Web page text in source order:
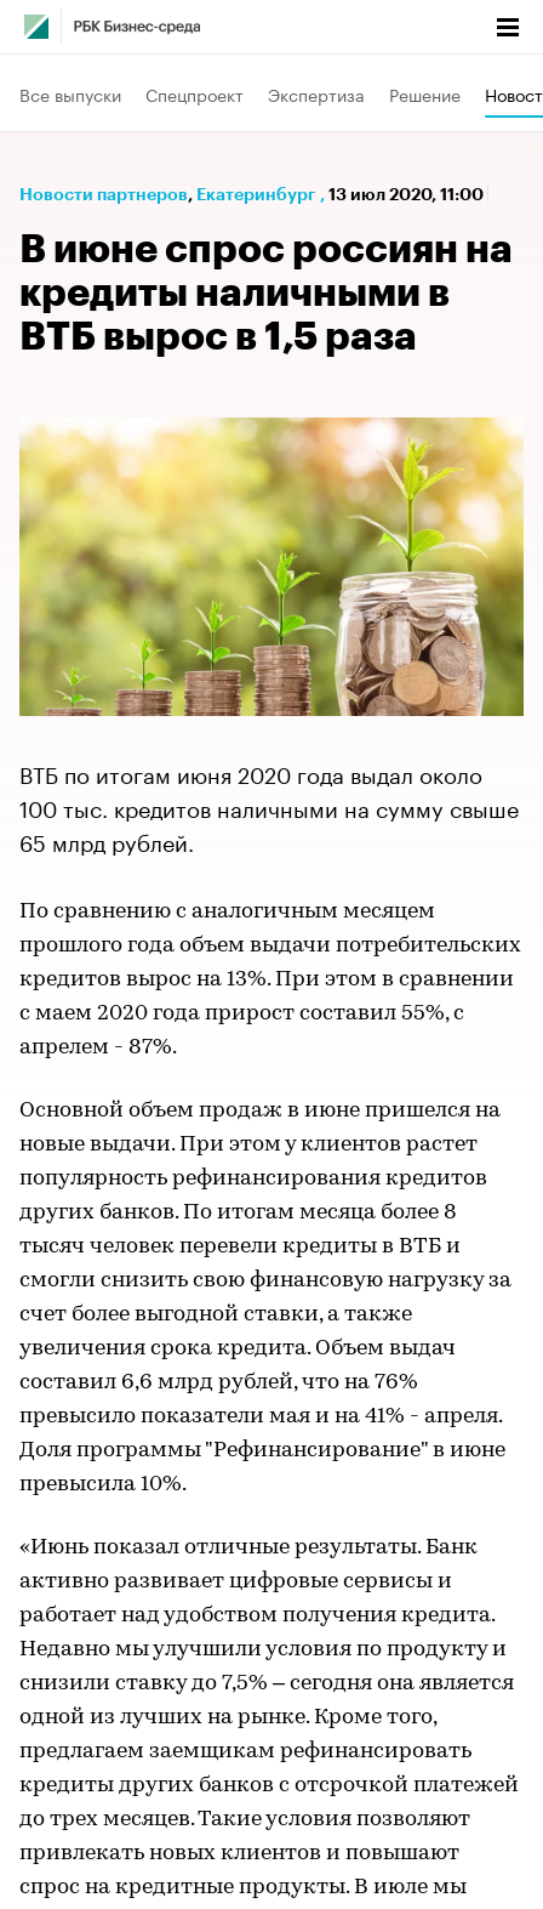
Все выпуски Спецпроект Экспертиза Решение
Новости партнеров⁠, Екатеринбург , 13 июл 2020, 11:00
В июне спрос россиян на
кредиты наличными в
ВТБ вырос в 1,5 раза
ВТБ по итогам июня 2020 года выдал около
100 тыс. кредитов наличными на сумму свыше
65 млрд рублей.
По сравнению с аналогичным месяцем
прошлого года объем выдачи потребительских
кредитов вырос на 13%. При этом в сравнении
с маем 2020 года прирост составил 55%, с
апрелем - 87%.
Основной объем продаж в июне пришелся на
новые выдачи. При этом у клиентов растет
популярность рефинансирования кредитов
других банков. По итогам месяца более 8
тысяч человек перевели кредиты в ВТБ и
смогли снизить свою финансовую нагрузку за
счет более выгодной ставки, а также
увеличения срока кредита. Объем выдач
составил 6,6 млрд рублей, что на 76%
превысило показатели мая и на 41% - апреля.
Доля программы "Рефинансирование" в июне
превысила 10%.
«Июнь показал отличные результаты. Банк
активно развивает цифровые сервисы и
работает над удобством получения кредита.
Недавно мы улучшили условия по продукту и
снизили ставку до 7,5% – сегодня она является
одной из лучших на рынке. Кроме того,
предлагаем заемщикам рефинансировать
кредиты других банков с отсрочкой платежей
до трех месяцев. Такие условия позволяют
привлекать новых клиентов и повышают
спрос на кредитные продукты. В июле мы